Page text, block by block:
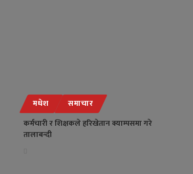
मधेश
समाचार
कर्मचारी र शिक्षकले हरिखेतान क्याम्पसमा गरे
तालाबन्दी